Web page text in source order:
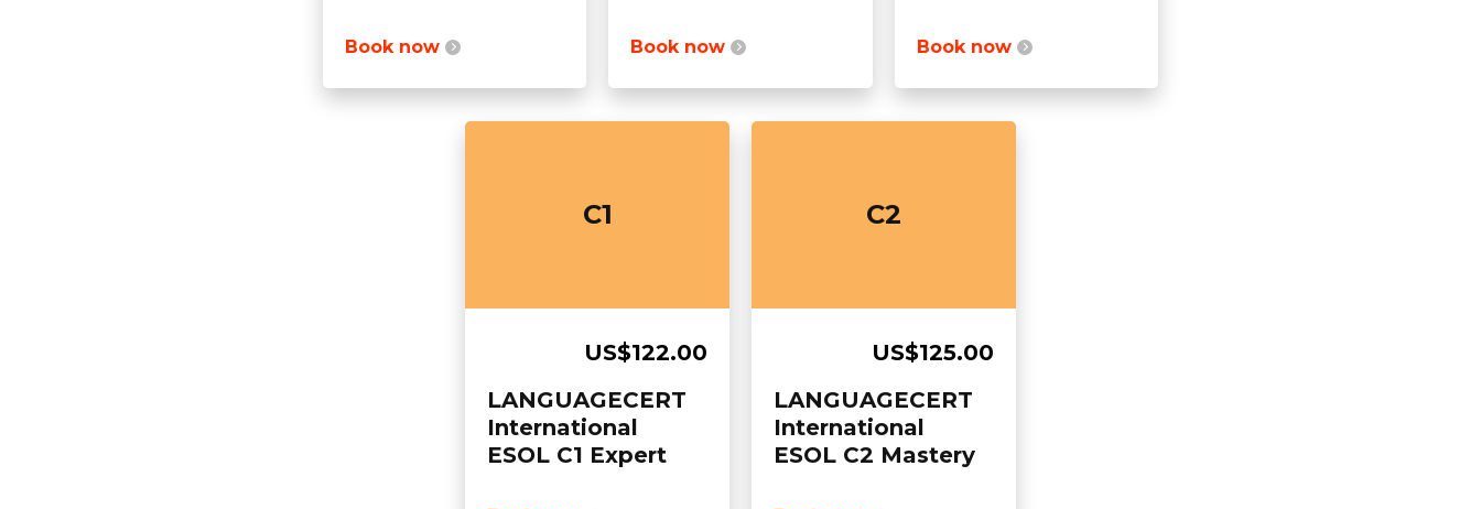
Book now Book now Book now
C1
US$122.00
LANGUAGECERT
International
ESOL C1 Expert
C2
US$125.00
LANGUAGECERT
International
ESOL C2 Mastery